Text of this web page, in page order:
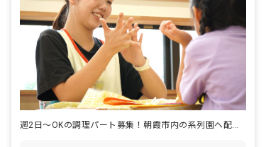
週2日～OKの調理パート募集！朝霞市内の系列園へ配属となります